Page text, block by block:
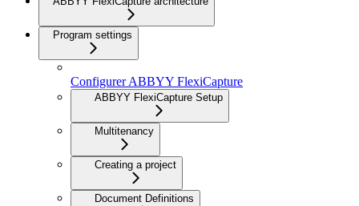
Program settings
Configurer ABBYY FlexiCapture
ABBYY FlexiCapture Setup
Multitenancy
Creating a project
Document Definitions